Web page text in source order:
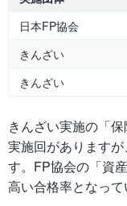
日本FP協会
きんざい
きんざい
きんざい実施の「
実施回があります
す。FP協会の「資
高い合格率となって